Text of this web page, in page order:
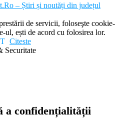
– Știri și noutăți din județul
de servicii, foloseşte cookie-
ul, ești de acord cu folosirea lor.
Citeste
Securitate
a confidențialității